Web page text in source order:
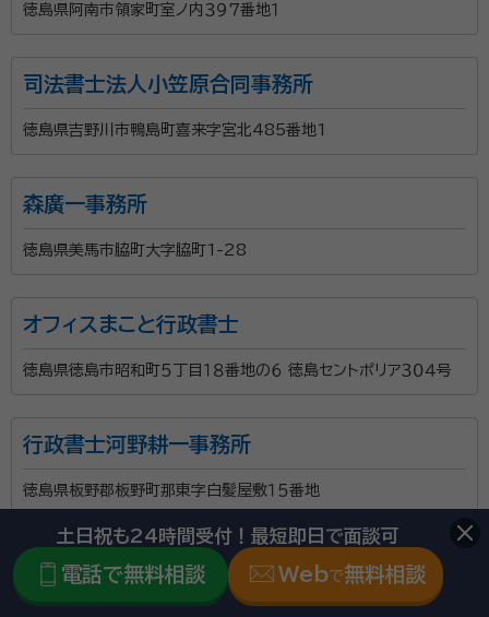
徳島県阿南市領家町室ノ内３９７番地１
司法書士法人小笠原合同事務所
徳島県吉野川市鴨島町喜来字宮北485番地1
森廣一事務所
徳島県美馬市脇町大字脇町1-28
オフィスまこと行政書士
徳島県徳島市昭和町５丁目１８番地の６ 徳島セントポリア３０４号
行政書士河野耕一事務所
徳島県板野郡板野町那東字白髪屋敷１５番地
土日祝も24時間受付！最短即日で面談可
電話で無料相談 Webで無料相談